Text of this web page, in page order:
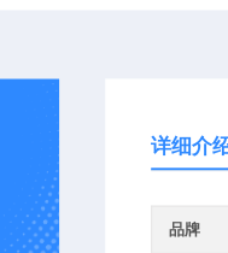
详细介
品牌